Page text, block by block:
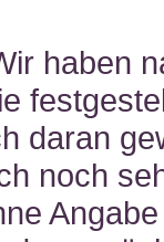
haben
daran
noch